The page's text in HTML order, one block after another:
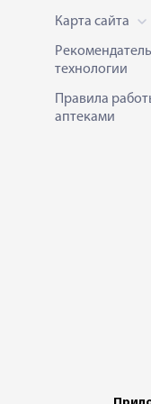
Карта сайта
технологии
Правила
аптеками